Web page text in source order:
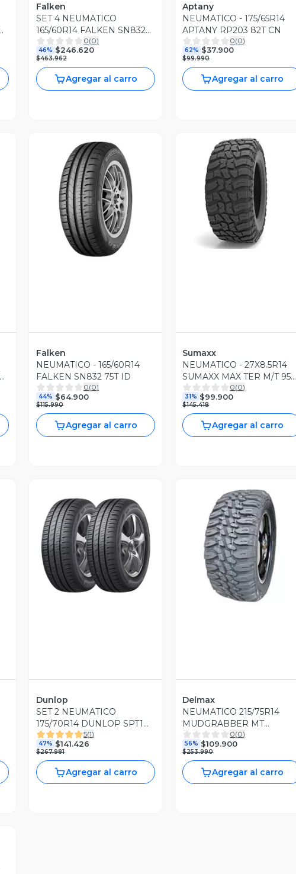
Falken
SET 4 NEUMATICO
165/60R14 FALKEN SN832
75T ID
0(0)
46% $246.620
$463.962
Agregar al carro
Aptany
NEUMATICO - 175/65R14
APTANY RP203 82T CN
0(0)
62% $37.900
$99.990
Agregar al carro
Vista Previa
Falken
NEUMATICO - 165/60R14
FALKEN SN832 75T ID
0(0)
44% $64.900
$115.990
Agregar al carro
Vista Previa
Sumaxx
NEUMATICO - 27X8.5R14
SUMAXX MAX TER M/T 95Q
6PR
0(0)
31% $99.900
$145.418
Agregar al carro
Vista Previa
Dunlop
SET 2 NEUMATICO
175/70R14 DUNLOP SPT1
HT 84T
5(1)
47% $141.426
$267.981
Agregar al carro
Vista Previa
Delmax
NEUMATICO 215/75R14
MUDGRABBER MT
104/101Q 8PR LT
0(0)
56% $109.900
$253.990
Agregar al carro